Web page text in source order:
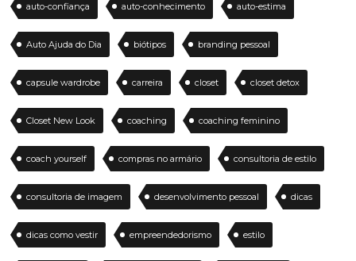
auto-confiança auto-conhecimento auto-estima
Auto Ajuda do Dia biótipos branding pessoal
capsule wardrobe carreira closet closet detox
Closet New Look coaching coaching feminino
coach yourself compras no armário consultoria de estilo
consultoria de imagem desenvolvimento pessoal dicas
dicas como vestir empreendedorismo estilo